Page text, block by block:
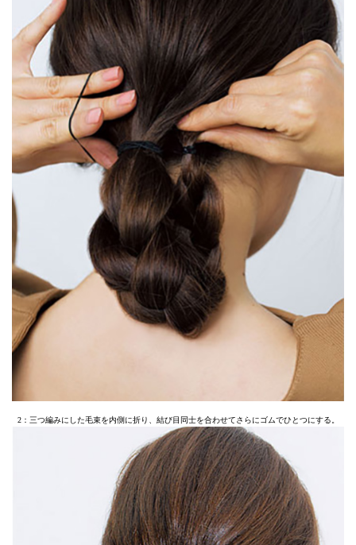
2：三つ編みにした毛束を内側に折り、結び目同士を合わせてさらにゴムでひとつにする。